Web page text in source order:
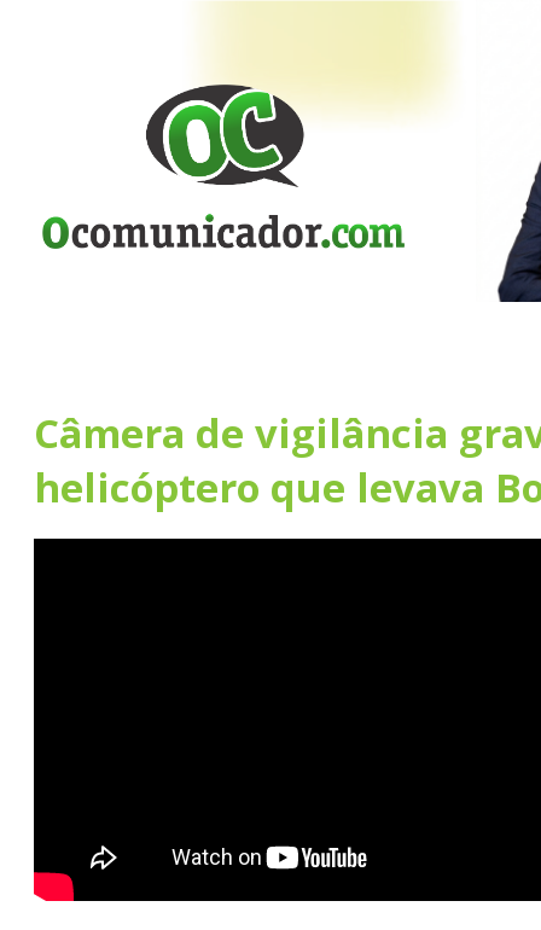
Câmera de vigilância
helicóptero que levava